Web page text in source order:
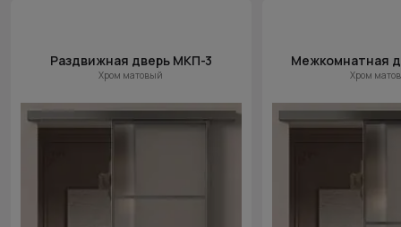
Раздвижная дверь МКП-3
Хром матовый
Межкомнатная
Хром